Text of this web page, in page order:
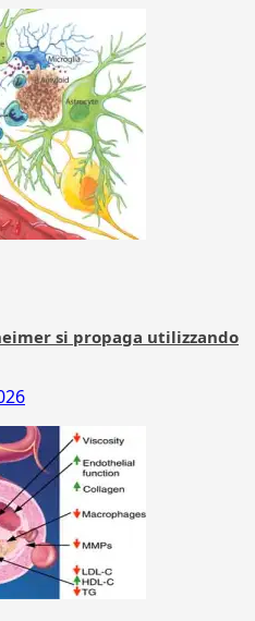
si propaga utilizzando